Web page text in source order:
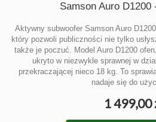
Samson Auro D1200
Aktywny subwoofer Samson Auro
który pozwoli publiczności nie tylko
także je poczuć. Model Auro D1200
ukryto w niezwykle sprawnej w
przekraczającej nieco 18 kg. To
nadaje się do
1 499,00